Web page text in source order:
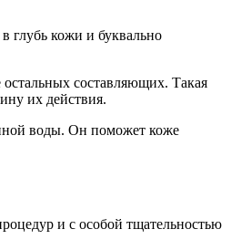
глубь кожи и буквально
составляющих. Такая
их действия.
воды. Он поможет коже
и с особой тщательностью